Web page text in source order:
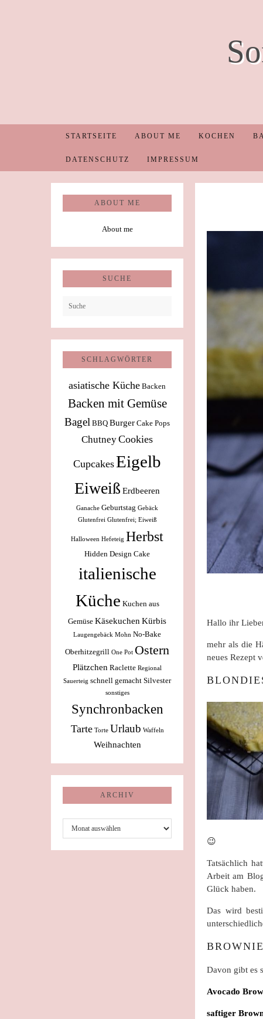
STARTSEITE ABOUT ME KOCHEN
DATENSCHUTZ IMPRESSUM
Hallo ihr
mehr als die
neues Rezept
😉
Tatsächlich
Arbeit am
Glück haben.
Das wird
Davon gibt es
Avocado
saftiger
ABOUT ME
About me
SUCHE
SCHLAGWÖRTER
asiatische Küche Backen
Backen mit Gemüse
Bagel BBQ Burger Cake Pops
ChutneyCookies
CupcakesEigelb
Eiweiß Erdbeeren
Ganache Geburtstag Gebäck
Glutenfrei Glutenfrei; Eiweiß
Halloween Hefeteig Herbst
Hidden Design Cake
italienische
Küche Kuchen aus
Gemüse Käsekuchen Kürbis
Laugengebäck Mohn No-Bake
Oberhitzegrill One Pot Ostern
Plätzchen Raclette Regional
Sauerteig schnell gemacht Silvester
sonstiges
Synchronbacken
Tarte Torte Urlaub Waffeln
Weihnachten
ARCHIV
Archiv